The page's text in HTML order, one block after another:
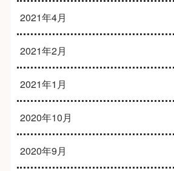
2021年4月
2021年2月
2021年1月
2020年10月
2020年9月